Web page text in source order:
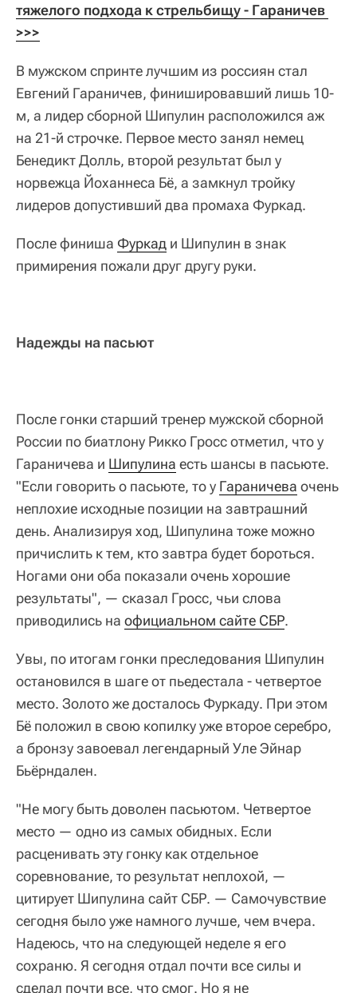
тяжелого подхода к стрельбищу - Гараничев
>>>
В мужском спринте лучшим из россиян стал
Евгений Гараничев, финишировавший лишь 10-
м, а лидер сборной Шипулин расположился аж
на 21-й строчке. Первое место занял немец
Бенедикт Долль, второй результат был у
норвежца Йоханнеса Бё, а замкнул тройку
лидеров допустивший два промаха Фуркад.
После финиша Фуркад и Шипулин в знак
примирения пожали друг другу руки.
Надежды на пасьют
После гонки старший тренер мужской сборной
России по биатлону Рикко Гросс отметил, что у
Гараничева и Шипулина есть шансы в пасьюте.
"Если говорить о пасьюте, то у Гараничева очень
неплохие исходные позиции на завтрашний
день. Анализируя ход, Шипулина тоже можно
причислить к тем, кто завтра будет бороться.
Ногами они оба показали очень хорошие
результаты", — сказал Гросс, чьи слова
приводились на официальном сайте СБР.
Увы, по итогам гонки преследования Шипулин
остановился в шаге от пьедестала - четвертое
место. Золото же досталось Фуркаду. При этом
Бё положил в свою копилку уже второе серебро,
а бронзу завоевал легендарный Уле Эйнар
Бьёрндален.
"Не могу быть доволен пасьютом. Четвертое
место — одно из самых обидных. Если
расценивать эту гонку как отдельное
соревнование, то результат неплохой, —
цитирует Шипулина сайт СБР. — Самочувствие
сегодня было уже намного лучше, чем вчера.
Надеюсь, что на следующей неделе я его
сохраню. Я сегодня отдал почти все силы и
сделал почти все, что смог. Но я не